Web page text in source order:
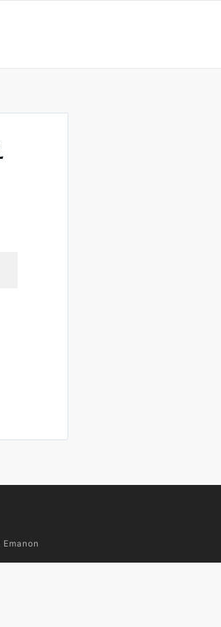
Emanon